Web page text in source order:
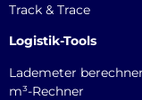
Track & Trace
Logistik-Tools
Lademeter
m³-Rechner